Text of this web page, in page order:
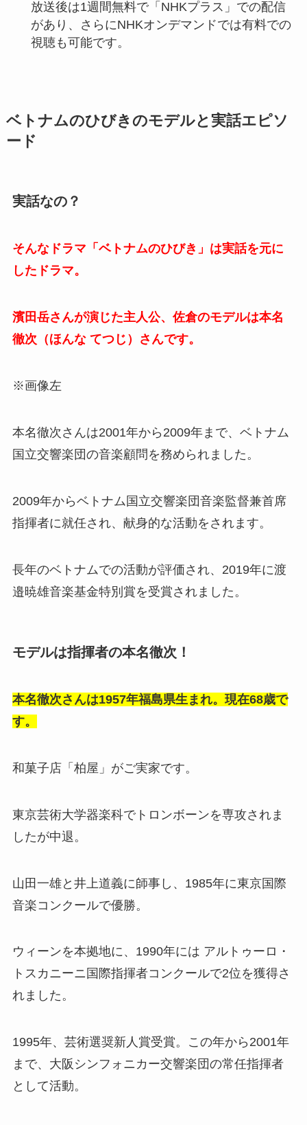
放送後は1週間無料で「NHKプラス」での配信
があり、さらにNHKオンデマンドでは有料での
視聴も可能です。
ベトナムのひびきのモデルと実話エピソ
ード
実話なの？
そんなドラマ「ベトナムのひびき」は実話を元に
したドラマ。
濱田岳さんが演じた主人公、佐倉のモデルは本名
徹次（ほんな てつじ）さんです。
※画像左
本名徹次さんは2001年から2009年まで、ベトナム
国立交響楽団の音楽顧問を務められました。
2009年からベトナム国立交響楽団音楽監督兼首席
指揮者に就任され、献身的な活動をされます。
長年のベトナムでの活動が評価され、2019年に渡
邉暁雄音楽基金特別賞を受賞されました。
モデルは指揮者の本名徹次！
本名徹次さんは1957年福島県生まれ。現在68歳で
す。
和菓子店「柏屋」がご実家です。
東京芸術大学器楽科でトロンボーンを専攻されま
したが中退。
山田一雄と井上道義に師事し、1985年に東京国際
音楽コンクールで優勝。
ウィーンを本拠地に、1990年には アルトゥーロ・
トスカニーニ国際指揮者コンクールで2位を獲得さ
れました。
1995年、芸術選奨新人賞受賞。この年から2001年
まで、大阪シンフォニカー交響楽団の常任指揮者
として活動。